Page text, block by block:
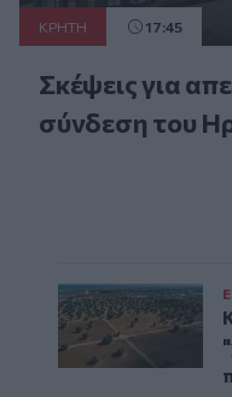
ΚΡΗΤΗ 17:45
Σκέψεις για
σύνδεση του